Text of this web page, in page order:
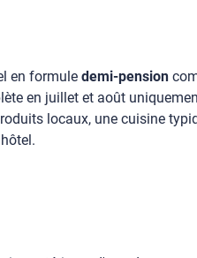
en formule demi-pension
en juillet et août
locaux, une cuisine